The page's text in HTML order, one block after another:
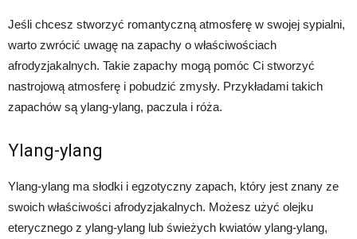
Jeśli chcesz stworzyć romantyczną atmosferę w swojej sypialni,
warto zwrócić uwagę na zapachy o właściwościach
afrodyzjakalnych. Takie zapachy mogą pomóc Ci stworzyć
nastrojową atmosferę i pobudzić zmysły. Przykładami takich
zapachów są ylang-ylang, paczula i róża.
Ylang-ylang
Ylang-ylang ma słodki i egzotyczny zapach, który jest znany ze
swoich właściwości afrodyzjakalnych. Możesz użyć olejku
eterycznego z ylang-ylang lub świeżych kwiatów ylang-ylang,